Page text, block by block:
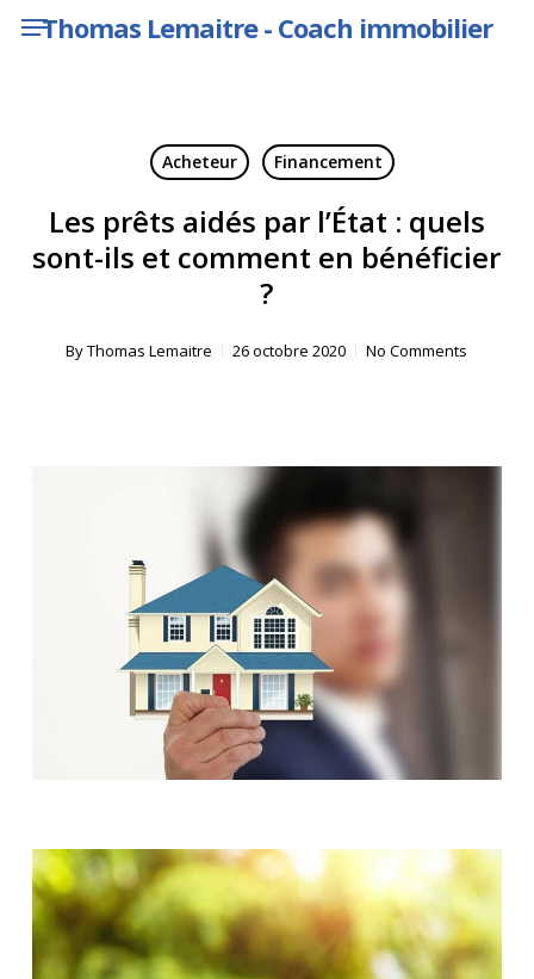
Skip Thomas Lemaitre - Coach immobilier
Menu
Acheteur Financement
Les prêts aidés par l’État : quels
sont-ils et comment en bénéficier
?
ByThomas Lemaitre 26 octobre 2020 No Comments